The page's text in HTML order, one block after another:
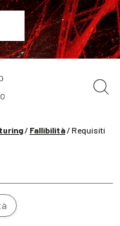
Artificiale
/ Fallibilità/Requisiti